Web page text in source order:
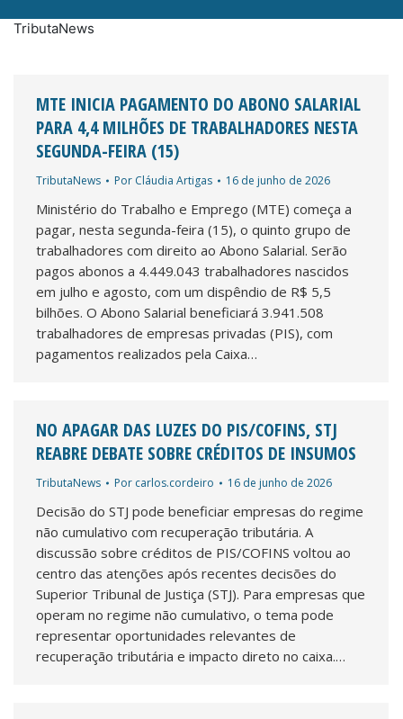
TributaNews
MTE INICIA PAGAMENTO DO ABONO SALARIAL
PARA 4,4 MILHÕES DE TRABALHADORES NESTA
SEGUNDA-FEIRA (15)
TributaNews Por Cláudia Artigas 16 de junho de 2026
Ministério do Trabalho e Emprego (MTE) começa a
pagar, nesta segunda-feira (15), o quinto grupo de
trabalhadores com direito ao Abono Salarial. Serão
pagos abonos a 4.449.043 trabalhadores nascidos
em julho e agosto, com um dispêndio de R$ 5,5
bilhões. O Abono Salarial beneficiará 3.941.508
trabalhadores de empresas privadas (PIS), com
pagamentos realizados pela Caixa…
NO APAGAR DAS LUZES DO PIS/COFINS, STJ
REABRE DEBATE SOBRE CRÉDITOS DE INSUMOS
TributaNews Por carlos.cordeiro 16 de junho de 2026
Decisão do STJ pode beneficiar empresas do regime
não cumulativo com recuperação tributária. A
discussão sobre créditos de PIS/COFINS voltou ao
centro das atenções após recentes decisões do
Superior Tribunal de Justiça (STJ). Para empresas que
operam no regime não cumulativo, o tema pode
representar oportunidades relevantes de
recuperação tributária e impacto direto no caixa.…